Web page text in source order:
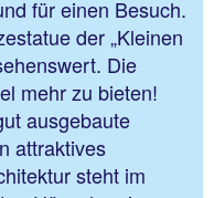
für einen Besuch.
der „Kleinen
Die
mehr zu bieten!
ausgebaute
attraktives
steht im